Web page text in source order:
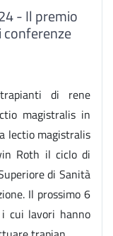
- Il premio
conferenze
di rene
magistralis in
lectio magistralis
Roth il ciclo di
di Sanità
Il prossimo 6
cui lavori hanno